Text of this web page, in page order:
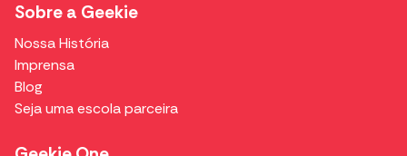
Sobre a Geekie
Nossa História
Imprensa
Blog
Seja uma escola parceira